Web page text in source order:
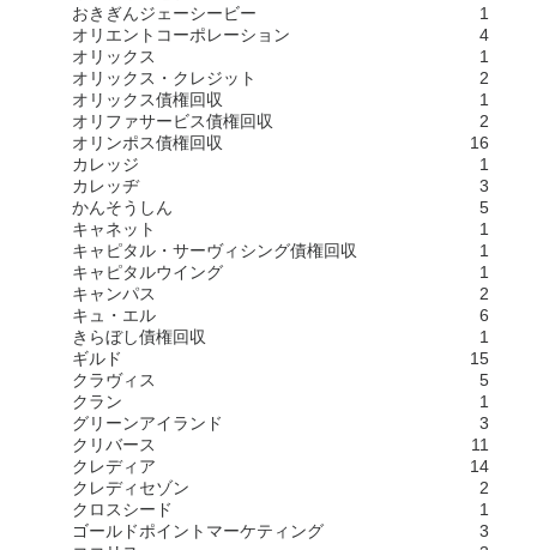
おきぎんジェーシービー
1
オリエントコーポレーション
4
オリックス
1
オリックス・クレジット
2
オリックス債権回収
1
オリファサービス債権回収
2
オリンポス債権回収
16
カレッジ
1
カレッヂ
3
かんそうしん
5
キャネット
1
キャピタル・サーヴィシング債権回収
1
キャピタルウイング
1
キャンパス
2
キュ・エル
6
きらぼし債権回収
1
ギルド
15
クラヴィス
5
クラン
1
グリーンアイランド
3
クリバース
11
クレディア
14
クレディセゾン
2
クロスシード
1
ゴールドポイントマーケティング
3